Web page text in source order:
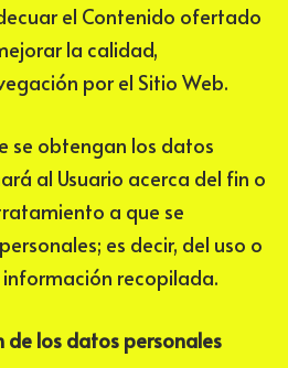
el Contenido ofertado
la calidad,
por el Sitio Web.
se obtengan los datos
al Usuario acerca del fin o
a que se
es decir, del uso o
recopilada.
de los datos personales